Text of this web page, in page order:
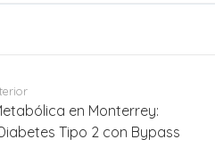
en Monterrey:
Tipo 2 con Bypass